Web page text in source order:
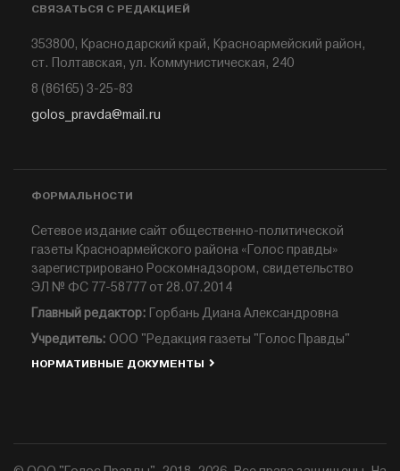
СВЯЗАТЬСЯ С РЕДАКЦИЕЙ
353800, Краснодарский край, Красноармейский район,
ст. Полтавская, ул. Коммунистическая, 240
8 (86165) 3-25-83
golos_pravda@mail.ru
ФОРМАЛЬНОСТИ
Сетевое издание сайт общественно-политической
газеты Красноармейского района «Голос правды»
зарегистрировано Роскомнадзором, свидетельство
ЭЛ № ФС 77-58777 от 28.07.2014
Главный редактор: Горбань Диана Александровна
Учредитель: ООО "Редакция газеты "Голос Правды"
НОРМАТИВНЫЕ ДОКУМЕНТЫ